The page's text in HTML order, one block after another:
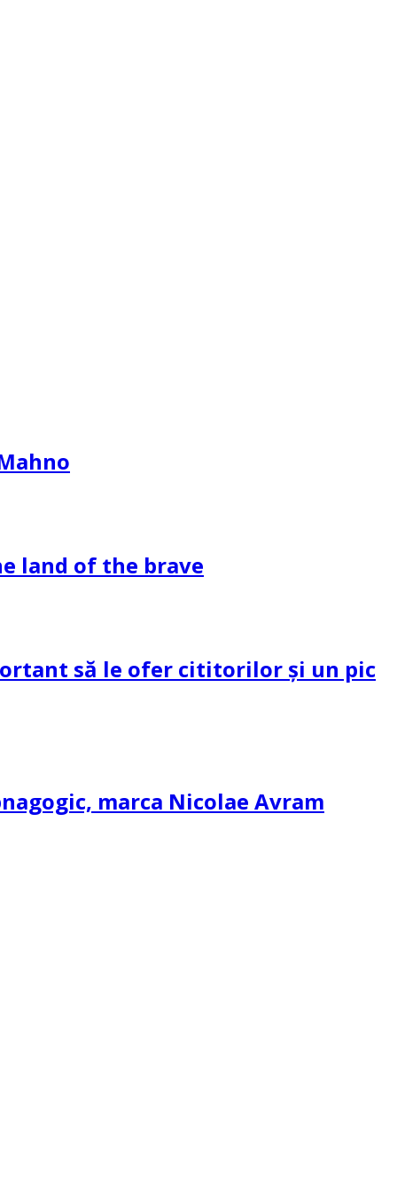
land of the brave
să le ofer cititorilor și un pic
marca Nicolae Avram